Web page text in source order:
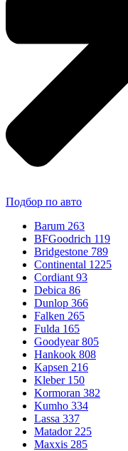
Подбор по авто
Barum 263
BFGoodrich 119
Bridgestone 789
Continental 1225
Cordiant 93
Debica 86
Dunlop 366
Falken 265
Fulda 165
Goodyear 805
Hankook 808
Kapsen 216
Kleber 150
Kormoran 382
Kumho 334
Lassa 337
Matador 225
Maxxis 285